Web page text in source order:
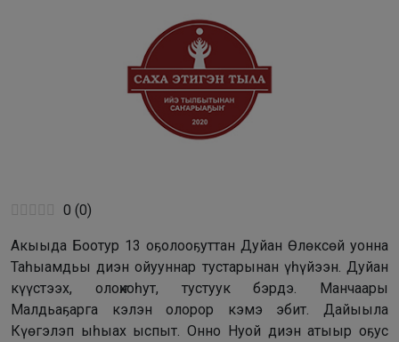
0 (0)
Акыыда Боотур 13 оҕолооҕуттан Дуйан Өлөксөй уонна
Таһыамдьы диэн ойууннар тустарынан үһүйээн. Дуйан
күүстээх, олоҥхоһут, тустуук бэрдэ. Манчаары
Малдьаҕарга кэлэн олорор кэмэ эбит. Дайыыла
Күөгэлэп ыһыах ыспыт. Онно Нуой диэн атыыр оҕус